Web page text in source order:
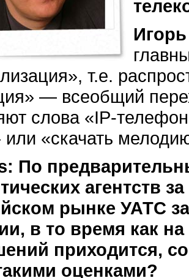
т.е.
— всеобщий
слова «IP-
или «скачать
По
агентств
рынке УАТС
в то время как
приходится,
оценками?